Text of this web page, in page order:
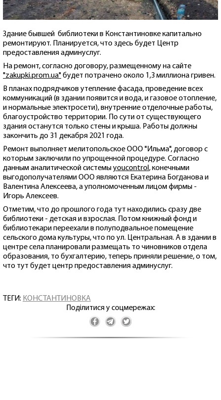
Здание бывшей библиотеки в Константиновке капитально
ремонтируют. Планируется, что здесь будет Центр
предоставления админуслуг.
На ремонт, согласно договору, размещенному на сайте
"zakupki.prom.ua"будет потрачено около 1,3 миллиона гривен.
В планах подрядчиков утепление фасада, проведение всех
коммуникаций (в здании появится и вода, и газовое отопление,
и нормальные электросети), внутренние отделочные работы,
благоустройство территории. По сути от существующего
здания останутся только стены и крыша. Работы должны
закончить до 31 декабря 2021 года.
Ремонт выполняет мелитопольское ООО "Ильма", договор с
которым заключили по упрощенной процедуре. Согласно
данным аналитической системыyoucontrol , конечными
выгодополучателями ООО являются Екатерина Богданова и
Валентина Алексеева, а уполномоченным лицом фирмы -
Игорь Алексеев.
Отметим, что до прошлого года тут находились сразу две
библиотеки - детская и взрослая. Потом книжный фонд и
библиотекари переехали в полуподвальное помещение
сельского дома культуры, что по ул. Центральная. А в здании в
центре села планировали размещать то чиновников отдела
образования, то бухгалтерию, теперь приняли решение, о том,
что тут будет центр предоставления админуслуг.
ТЕГИ: КОНСТАНТИНОВКА
Поділитися у соцмережах: